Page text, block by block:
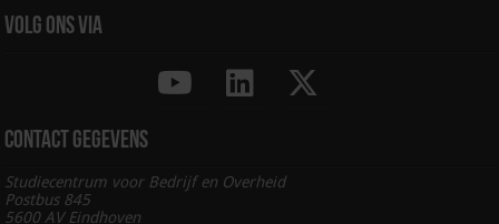
Volg ons via
Contact gegevens
Studiecentrum voor Bedrijf en Overheid
Postbus 845
5600 AV Eindhoven